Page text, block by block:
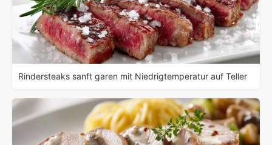
Rindersteaks sanft garen mit Niedrigtemperatur auf Teller